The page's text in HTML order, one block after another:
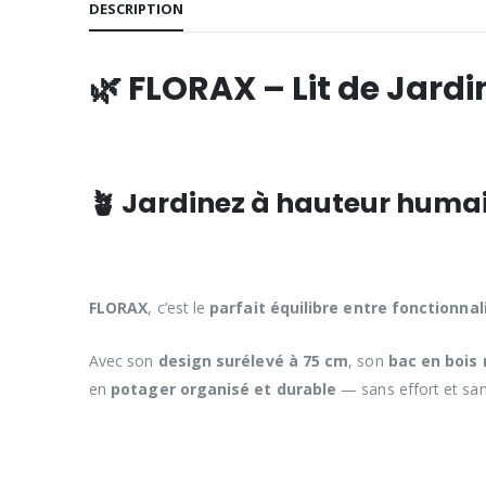
DESCRIPTION
🌿 FLORAX – Lit de
🪴 Jardinez à hauteur
FLORAX, c’est le parfait équilibre entre
Avec son design surélevé à 75 cm, son bac en bois
en potager organisé et durable — sans effort et